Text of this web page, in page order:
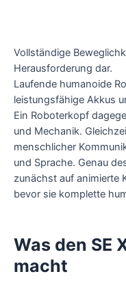
Vollständige
Herausforderung dar.
Laufende humanoide
leistungsfähige Akkus
Ein Roboterkopf
und Mechanik.
menschlicher
und Sprache. Genau
zunächst auf animierte
bevor sie komplette
Was den SE
macht